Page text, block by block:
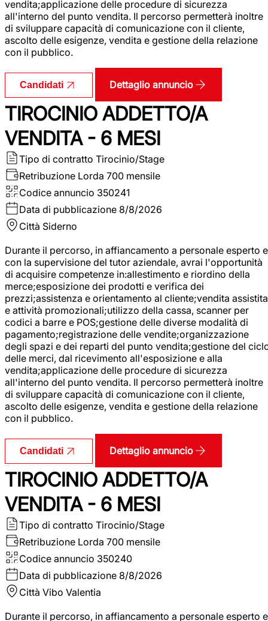
vendita;applicazione delle procedure di sicurezza
all'interno del punto vendita. Il percorso permetterà inoltre
di sviluppare capacità di comunicazione con il cliente,
ascolto delle esigenze, vendita e gestione della relazione
con il pubblico.
Candidati Dettaglio annuncio
TIROCINIO ADDETTO/A
VENDITA - 6 MESI
Tipo di contratto Tirocinio/Stage
Retribuzione Lorda 700 mensile
Codice annuncio 350241
Data di pubblicazione 8/8/2026
Città Siderno
Durante il percorso, in affiancamento a personale esperto e
con la supervisione del tutor aziendale, avrai l'opportunità
di acquisire competenze in:allestimento e riordino della
merce;esposizione dei prodotti e verifica dei
prezzi;assistenza e orientamento al cliente;vendita assistita
e attività promozionali;utilizzo della cassa, scanner per
codici a barre e POS;gestione delle diverse modalità di
pagamento;registrazione delle vendite;organizzazione
degli spazi e dei reparti del punto vendita;gestione del
delle merci, dal ricevimento all'esposizione e alla
vendita;applicazione delle procedure di sicurezza
all'interno del punto vendita. Il percorso permetterà inoltre
di sviluppare capacità di comunicazione con il cliente,
ascolto delle esigenze, vendita e gestione della relazione
con il pubblico.
Candidati Dettaglio annuncio
TIROCINIO ADDETTO/A
VENDITA - 6 MESI
Tipo di contratto Tirocinio/Stage
Retribuzione Lorda 700 mensile
Codice annuncio 350240
Data di pubblicazione 8/8/2026
Città Vibo Valentia
Durante il percorso, in affiancamento a personale esperto e